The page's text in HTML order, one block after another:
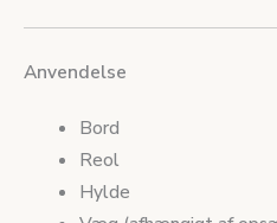
Anvendelse
Bord
Reol
Hylde